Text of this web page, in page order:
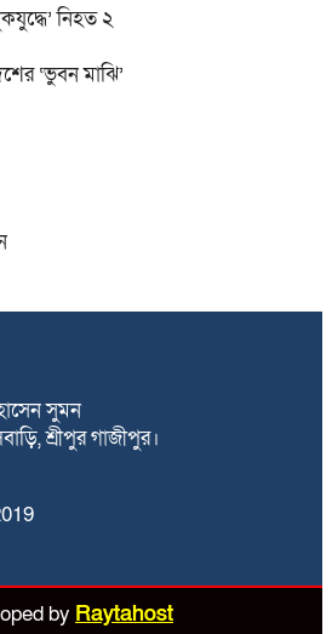
নিহত ২
‘ভুবন মাঝি’
সুমন
শ্রীপুর গাজীপুর।
by Raytahost